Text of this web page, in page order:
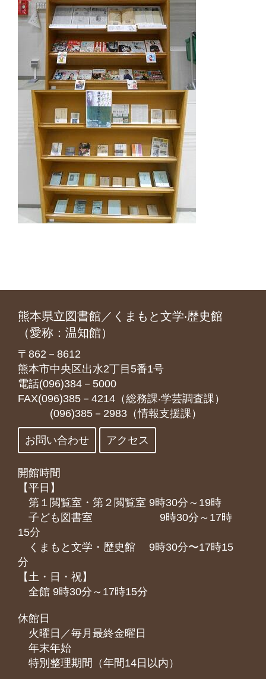
熊本県立図書館／くまもと文学‧歴史館
（愛称：温知館）
〒862－8612
熊本市中央区出水2丁目5番1号
電話(096)384－5000
FAX(096)385－4214（総務課‧学芸調査課）
(096)385－2983（情報支援課）
お問い合わせ アクセス
開館時間
【平日】
第１閲覧室・第２閲覧室 9時30分～19時
子ども図書室 9時30分～17時
15分
くまもと⽂学・歴史館 9時30分〜17時15
分
【土・日・祝】
全館 9時30分～17時15分
休館日
火曜日／毎月最終金曜日
年末年始
特別整理期間（年間14日以内）